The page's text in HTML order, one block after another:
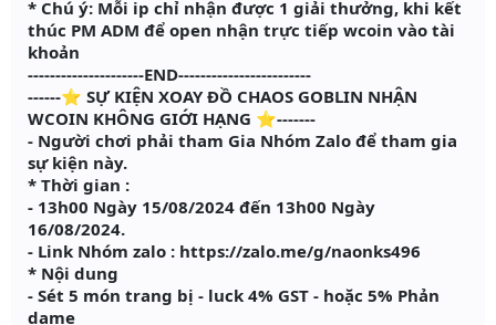
* Chú ý: Mỗi ip chỉ nhận được 1 giải thưởng, khi kết
thúc PM ADM để open nhận trực tiếp wcoin vào tài
khoản
---------------------END------------------------
------⭐ SỰ KIỆN XOAY ĐỒ CHAOS GOBLIN NHẬN
WCOIN KHÔNG GIỚI HẠNG ⭐-------
- Người chơi phải tham Gia Nhóm Zalo để tham gia
sự kiện này.
* Thời gian :
- 13h00 Ngày 15/08/2024 đến 13h00 Ngày
16/08/2024.
- Link Nhóm zalo : https://zalo.me/g/naonks496
* Nội dung
- Sét 5 món trang bị - luck 4% GST - hoặc 5% Phản
dame